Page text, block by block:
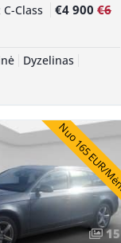
Class €4 900 €6
Dyzelinas
Nuo 165
15